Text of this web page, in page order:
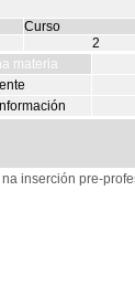
Curso
2
materia
inserción pre-